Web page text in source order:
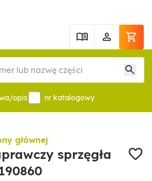
opis nr katalogowy
głównej
sprzęgła